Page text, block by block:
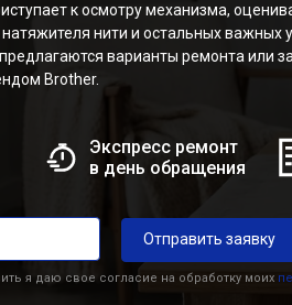
к осмотру механизма,
нити и остальных важных
варианты ремонта или
Brother.
Экспресс ремонт
в день обращения
Отправить заявку
я даю свое согласие на обработку моих